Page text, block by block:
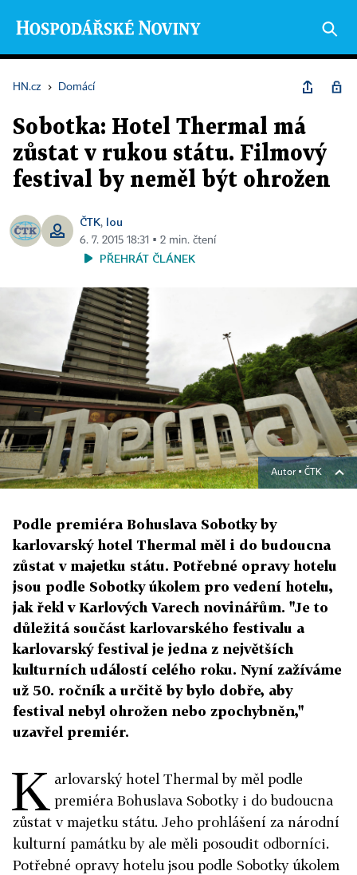
HN.cz › Domácí
Sobotka: Hotel Thermal má
zůstat v rukou státu. Filmový
festival by neměl být ohrožen
ČTK, lou
6. 7. 2015 18:31 ▪ 2 min. čtení
PŘEHRÁT ČLÁNEK
Autor ▪ ČTK
Podle premiéra Bohuslava Sobotky by
karlovarský hotel Thermal měl i do budoucna
zůstat v majetku státu. Potřebné opravy hotelu
jsou podle Sobotky úkolem pro vedení hotelu,
jak řekl v Karlových Varech novinářům. "Je to
důležitá součást karlovarského festivalu a
karlovarský festival je jedna z největších
kulturních událostí celého roku. Nyní zažíváme
už 50. ročník a určitě by bylo dobře, aby
festival nebyl ohrožen nebo zpochybněn,"
uzavřel premiér.
K arlovarský hotel Thermal by měl podle
premiéra Bohuslava Sobotky i do budoucna
zůstat v majetku státu. Jeho prohlášení za národní
kulturní památku by ale měli posoudit odborníci.
Potřebné opravy hotelu jsou podle Sobotky úkolem